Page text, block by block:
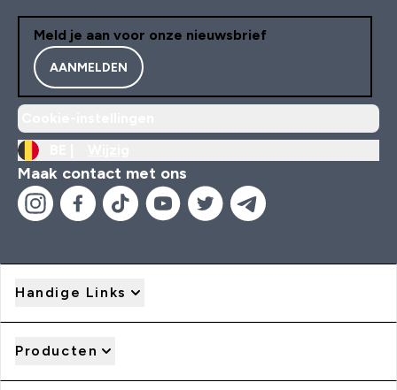
Meld je aan voor onze nieuwsbrief
AANMELDEN
Maak contact met ons
Handige Links
Producten